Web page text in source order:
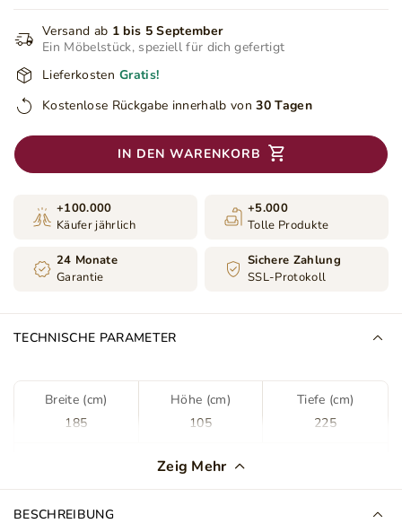
Versand ab 1 bis 5 September
Ein Möbelstück, speziell für dich gefertigt
Lieferkosten Gratis!
Kostenlose Rückgabe innerhalb von 30 Tagen
IN DEN WARENKORB
+100.000
Käufer jährlich
+5.000
Tolle Produkte
24 Monate
Garantie
Sichere Zahlung
SSL-Protokoll
TECHNISCHE PARAMETER
Breite (cm)
185
Höhe (cm)
105
Tiefe (cm)
225
Grün
Zeig Mehr
BESCHREIBUNG